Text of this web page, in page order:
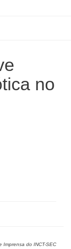
no
Imprensa do INCT-SEC